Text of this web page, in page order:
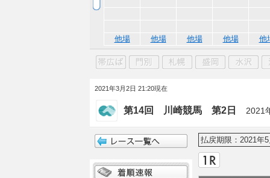
他場 他場 他場 他場 他
2021年3月2日 21:20現在
第14回 川崎競馬 第2日 2021
払戻期限：2021年